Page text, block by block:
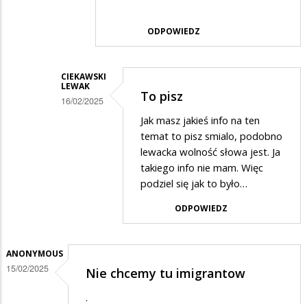
ODPOWIEDZ
CIEKAWSKI
LEWAK
16/02/2025
odpowiedzi
na
...
To pisz
Jak masz jakieś info na ten
temat to pisz smialo, podobno
lewacka wolność słowa jest. Ja
takiego info nie mam. Więc
podziel się jak to było…
ODPOWIEDZ
ANONYMOUS
15/02/2025 Nie chcemy tu imigrantow
.